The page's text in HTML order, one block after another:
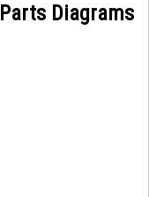
Parts Diagrams